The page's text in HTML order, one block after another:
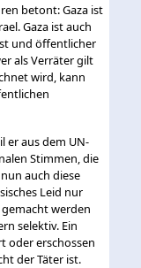
betont: Gaza ist
Gaza ist auch
und öffentlicher
als Verräter gilt
wird, kann
er aus dem UN-
Stimmen, die
auch diese
Leid nur
werden
selektiv. Ein
oder erschossen
der Täter ist.